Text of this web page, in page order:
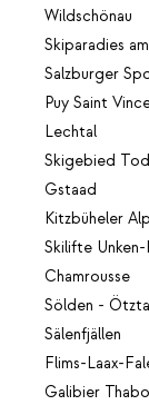
Wildschönau
Skiparadies
Salzburger
Puy Saint
Lechtal
Skigebied
Gstaad
Kitzbüheler
Skilifte
Chamrousse
Sölden -
Sälenfjällen
Flims-Laax-
Galibier